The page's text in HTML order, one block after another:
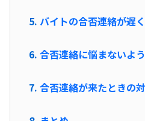
バイトの合否連絡が遅
合否連絡に悩まないよ
合否連絡が来たときの